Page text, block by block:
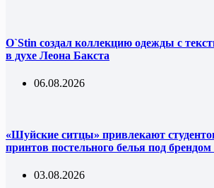
O`Stin создал коллекцию одежды с
в духе Леона Бакста
06.08.2026
«Шуйские ситцы» привлекают
принтов постельного белья под
03.08.2026